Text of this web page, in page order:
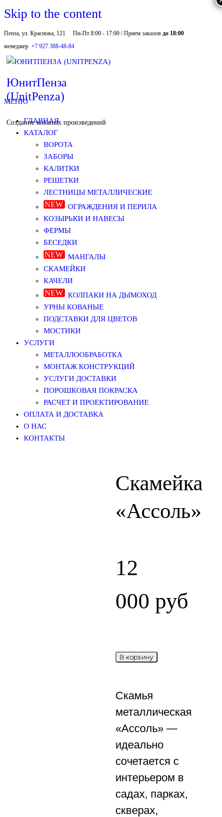
Skip to the content
Пенза, ул. Краснова, 121 Пн-Пт 8:00 - 17:00 / Прием заказов до 18:00
менеджер +7 927 388-48-84
ЮнитПенза
(UnitPenza)
Создание кованых произведений
МЕНЮ
ГЛАВНАЯ
КАТАЛОГ
ВОРОТА
ЗАБОРЫ
КАЛИТКИ
РЕШЕТКИ
ЛЕСТНИЦЫ МЕТАЛЛИЧЕСКИЕ
ОГРАЖДЕНИЯ И ПЕРИЛА
КОЗЫРЬКИ И НАВЕСЫ
ФЕРМЫ
БЕСЕДКИ
МАНГАЛЫ
СКАМЕЙКИ
КАЧЕЛИ
КОЛПАКИ НА ДЫМОХОД
УРНЫ КОВАНЫЕ
ПОДСТАВКИ ДЛЯ ЦВЕТОВ
МОСТИКИ
УСЛУГИ
МЕТАЛЛООБРАБОТКА
МОНТАЖ КОНСТРУКЦИЙ
УСЛУГИ ДОСТАВКИ
ПОРОШКОВАЯ ПОКРАСКА
РАСЧЕТ И ПРОЕКТИРОВАНИЕ
ОПЛАТА И ДОСТАВКА
О НАС
КОНТАКТЫ
Скамейка
«Ассоль»
12
000 руб
В корзину
Скамья
металлическая
«Ассоль» —
идеально
сочетается с
интерьером в
садах, парках,
скверах,